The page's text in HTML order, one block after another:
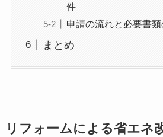
件
申請の流れと必要書
まとめ
リフォームによる省エネ